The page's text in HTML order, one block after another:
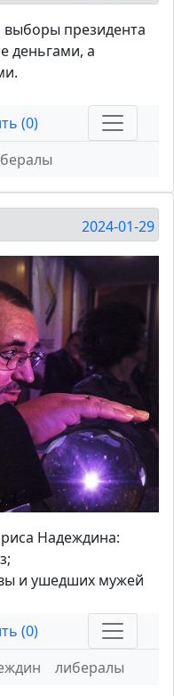
президента
деньгами, а
(0)
2024-01-29
Надеждина:
и ушедших мужей
(0)
либералы